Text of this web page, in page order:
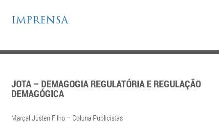
IMPRENSA
JOTA – DEMAGOGIA REGULATÓRIA E REGULAÇÃO
DEMAGÓGICA
Marçal Justen Filho – Coluna Publicistas